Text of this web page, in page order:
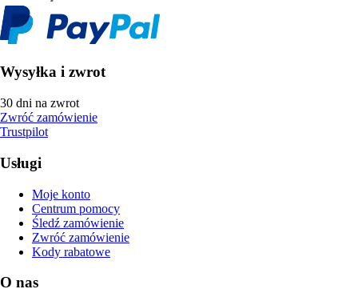
Wysyłka i zwrot
30 dni na zwrot
Zwróć zamówienie
Trustpilot
Usługi
Moje konto
Centrum pomocy
Śledź zamówienie
Zwróć zamówienie
Kody rabatowe
O nas